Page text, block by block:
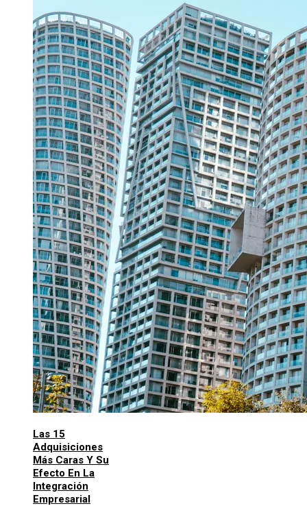
Las 15
Adquisiciones
Más Caras Y Su
Efecto En La
Integración
Empresarial